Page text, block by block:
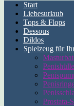
Start
Liebesurlaub
Tops & Flops
Dessous
Dildos
Spielzeug für
Prostata-